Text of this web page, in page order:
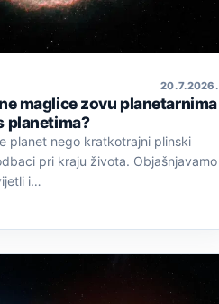
20. 7. 2026.
maglice zovu planetarnima
planetima?
planet nego kratkotrajni plinski
pri kraju života. Objašnjavamo
i…